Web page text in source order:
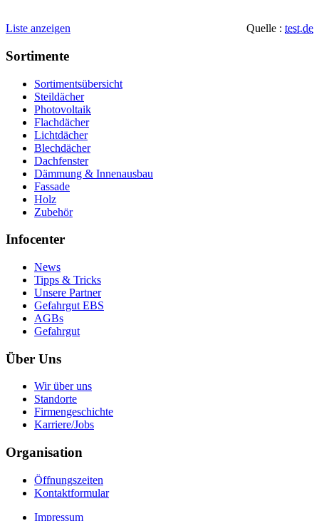
Quelle : test.de
Liste anzeigen
Sortimente
Sortimentsübersicht
Steildächer
Photovoltaik
Flachdächer
Lichtdächer
Blechdächer
Dachfenster
Dämmung & Innenausbau
Fassade
Holz
Zubehör
Infocenter
News
Tipps & Tricks
Unsere Partner
Gefahrgut EBS
AGBs
Gefahrgut
Über Uns
Wir über uns
Standorte
Firmengeschichte
Karriere/Jobs
Organisation
Öffnungszeiten
Kontaktformular
Impressum